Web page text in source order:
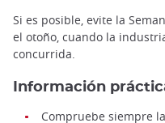
Si es posible, evite la
el otoño, cuando la
concurrida.
Información
Compruebe siempre la